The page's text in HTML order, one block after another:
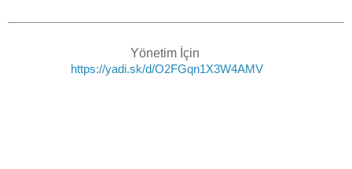
Yönetim İçin
https://yadi.sk/d/O2FGqn1X3W4AMV